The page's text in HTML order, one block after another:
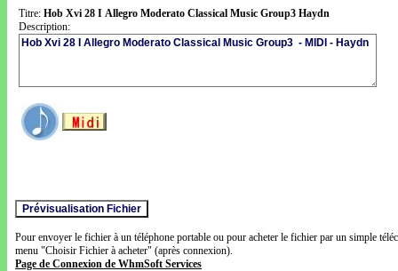
Titre: Hob Xvi 28 I Allegro Moderato Classical Music Group3 Haydn
Description:
Pour envoyer le fichier à un téléphone portable ou pour acheter le fichier par un simple
menu "Choisir Fichier à acheter" (après connexion).
Page de Connexion de WhmSoft Services